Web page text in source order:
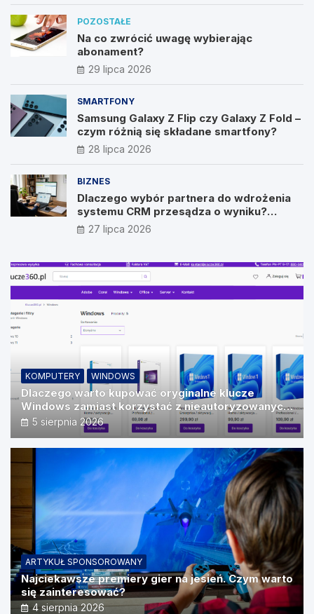
POZOSTAŁE
Na co zwrócić uwagę wybierając
abonament?
29 lipca 2026
SMARTFONY
Samsung Galaxy Z Flip czy Galaxy Z Fold –
czym różnią się składane smartfony?
28 lipca 2026
BIZNES
Dlaczego wybór partnera do wdrożenia
systemu CRM przesądza o wyniku?
Wywiad z Pawłem Prymakowskim, CEO IT
Vision
27 lipca 2026
KOMPUTERY WINDOWS
Dlaczego warto kupować oryginalne klucze
Windows zamiast korzystać z nieautoryzowanych
źródeł?
5 sierpnia 2026
ARTYKUŁ SPONSOROWANY
Najciekawsze premiery gier na jesień. Czym warto
się zainteresować?
4 sierpnia 2026